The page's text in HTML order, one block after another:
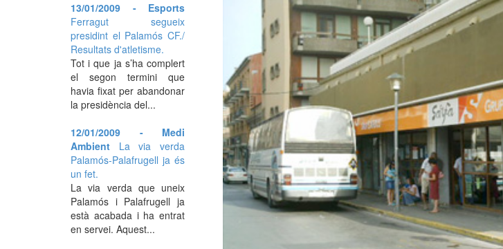
13/01/2009 - Esports
Ferragut segueix
presidint el Palamós CF./
Resultats d'atletisme.
Tot i que ja s’ha complert
el segon termini que
havia fixat per abandonar
la presidència del...
12/01/2009 - Medi
Ambient La via verda
Palamós-Palafrugell ja és
un fet.
La via verda que uneix
Palamós i Palafrugell ja
està acabada i ha entrat
en servei. Aquest...